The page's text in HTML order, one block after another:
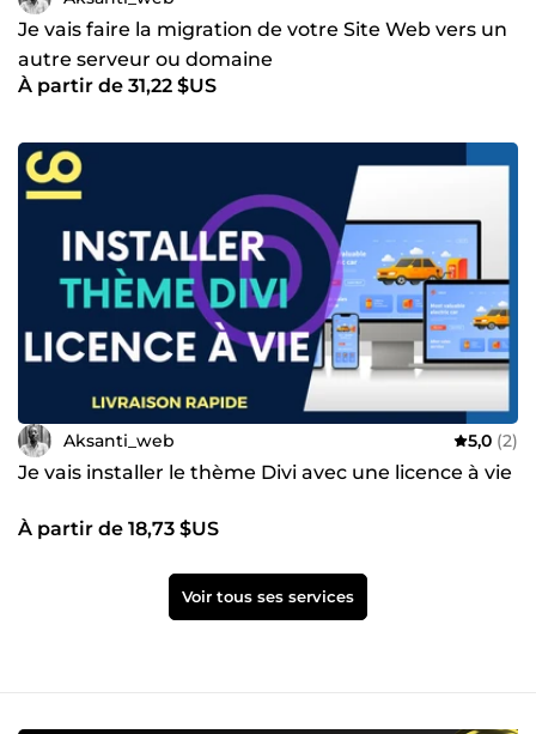
Je vais faire la migration de votre Site Web vers un
autre serveur ou domaine
À partir de 31,22 $US
Aksanti_web 5,0 (2)
Je vais installer le thème Divi avec une licence à vie
À partir de 18,73 $US
Voir tous ses services